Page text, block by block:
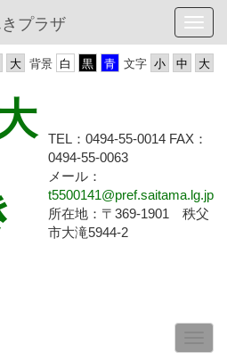
プラザ
文字
背景
TEL：0494-55-0014 FAX：
0494-55-0063
メール：
t5500141@pref.saitama.lg.jp
所在地：〒369-1901 秩父
市大滝5944-2